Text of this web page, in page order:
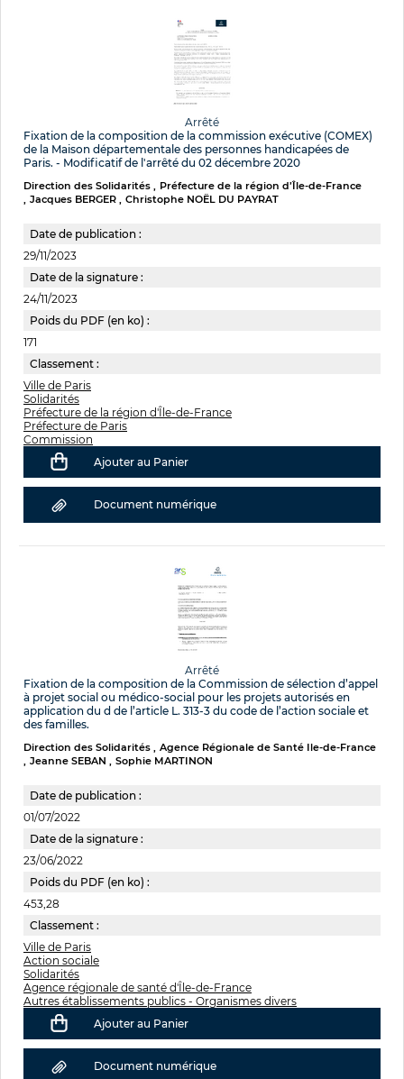
Arrêté
Fixation de la composition de la commission exécutive (COMEX)
de la Maison départementale des personnes handicapées de
Paris. - Modificatif de l'arrêté du 02 décembre 2020
Direction des Solidarités
Préfecture de la région d’Île-de-France
Jacques BERGER
Christophe NOËL DU PAYRAT
Date de publication :
29/11/2023
Date de la signature :
24/11/2023
Poids du PDF (en ko) :
171
Classement :
Ville de Paris
Solidarités
Préfecture de la région d'Île-de-France
Préfecture de Paris
Commission
Ajouter au Panier
Document numérique
Arrêté
Fixation de la composition de la Commission de sélection d’appel
à projet social ou médico-social pour les projets autorisés en
application du d de l’article L. 313-3 du code de l’action sociale et
des familles.
Direction des Solidarités
Agence Régionale de Santé Ile-de-France
Jeanne SEBAN
Sophie MARTINON
Date de publication :
01/07/2022
Date de la signature :
23/06/2022
Poids du PDF (en ko) :
453,28
Classement :
Ville de Paris
Action sociale
Solidarités
Agence régionale de santé d'Île-de-France
Autres établissements publics - Organismes divers
Ajouter au Panier
Document numérique